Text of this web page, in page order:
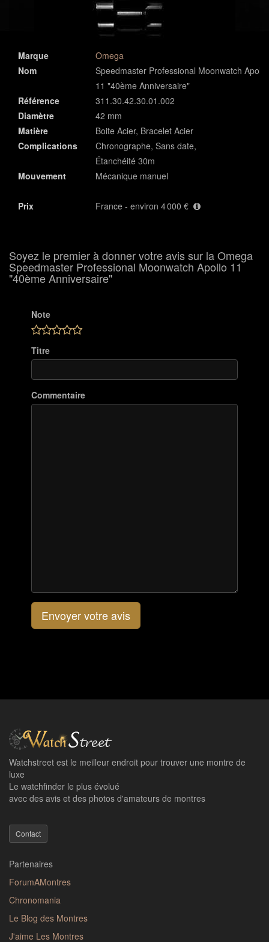
Marque
Omega
Nom
Speedmaster Professional Moonwatch Apollo
11 "40ème Anniversaire"
Référence
311.30.42.30.01.002
Diamètre
42 mm
Matière
Boite Acier, Bracelet Acier
Complications
Chronographe, Sans date,
Étanchéité 30m
Mouvement
Mécanique manuel
Prix France - environ 4 000 €
Soyez le premier à donner votre avis sur la Omega
Speedmaster Professional Moonwatch Apollo 11
"40ème Anniversaire"
Note
Titre
Commentaire
Envoyer votre avis
Watchstreet est le meilleur endroit pour trouver une montre de
luxe
Le watchfinder le plus évolué
avec des avis et des photos d'amateurs de montres
Contact
Partenaires
ForumAMontres
Chronomania
Le Blog des Montres
J'aime Les Montres